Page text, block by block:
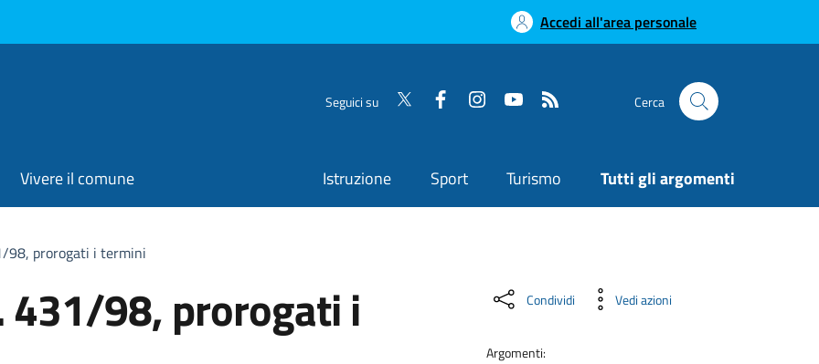
Accedi all'area personale
Seguici su Cerca
Vivere il comune Istruzione Sport Turismo Tutti gli argomenti
prorogati i termini
98, prorogati i Condividi Vedi azioni
Argomenti: